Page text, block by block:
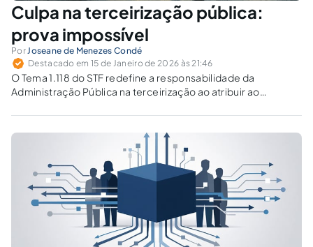
Culpa na terceirização pública:
prova impossível
Por Joseane de Menezes Condé
Destacado em 15 de Janeiro de 2026 às 21:46
O Tema 1.118 do STF redefine a responsabilidade da
Administração Pública na terceirização ao atribuir ao
garantir o crédito alimentar diante da presunção de
legitimidade estatal e do difícil acesso à prova?